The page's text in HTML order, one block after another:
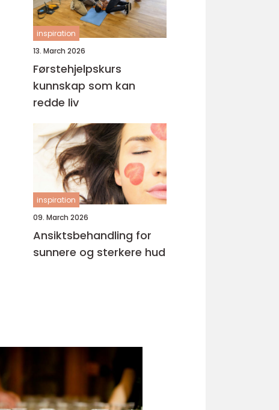
inspiration
13. March 2026
Førstehjelpskurs
kunnskap som kan
redde liv
inspiration
09. March 2026
Ansiktsbehandling for
sunnere og sterkere hud